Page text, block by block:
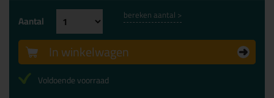
Aantal bereken aantal >
In winkelwagen
Voldoende voorraad